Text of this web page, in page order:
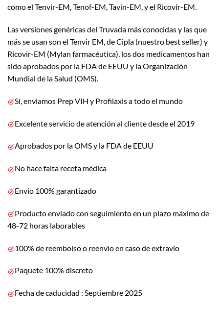
como el Tenvir-EM, Tenof-EM, Tavin-EM, y el Ricovir-EM.
Las versiones genéricas del Truvada más conocidas y las que
más se usan son el Tenvir EM, de Cipla (nuestro best seller) y
Ricovir-EM (Mylan farmacéutica), los dos medicamentos han
sido aprobados por la FDA de EEUU y la Organización
Mundial de la Salud (OMS).
Sí, enviamos Prep VIH y Profilaxis a todo el mundo
Excelente servicio de atención al cliente desde el 2019
Aprobados por la OMS y la FDA de EEUU
No hace falta receta médica
Envio 100% garantizado
Producto enviado con seguimiento en un plazo máximo de
48-72 horas laborables
100% de reembolso o reenvío en caso de extravío
Paquete 100% discreto
Fecha de caducidad : Septiembre 2025